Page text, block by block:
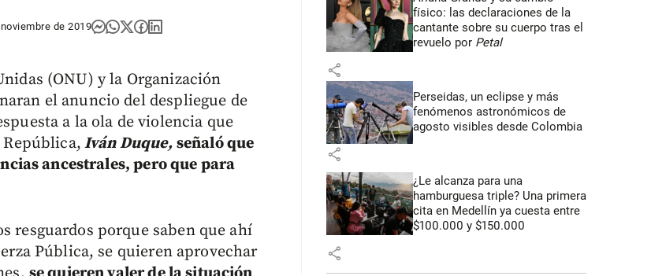
de 2019
(ONU) y la Organización
el anuncio del despliegue de
a la ola de violencia que
República, Iván Duque, señaló que
ancestrales, pero que para
resguardos porque saben que ahí
Pública, se quieren aprovechar
físico: las declaraciones de la
cantante sobre su cuerpo tras el
revuelo por Petal
share
Perseidas, un eclipse y más
fenómenos astronómicos de
agosto visibles desde Colombia
share
¿Le alcanza para una
hamburguesa triple? Una primera
cita en Medellín ya cuesta entre
$100.000 y $150.000
share